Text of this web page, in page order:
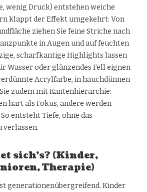
wenig Druck) entstehen weiche
klappt der Effekt umgekehrt: Von
ziehen Sie feine Striche nach
in Augen und auf feuchten
scharfkantige Highlights lassen
Wasser oder glänzendes Fell eignen
Acrylfarbe, in hauchdünnen
zudem mit Kantenhierarchie:
hart als Fokus, andere werden
entsteht Tiefe, ohne das
sich’s? (Kinder,
Therapie)
generationenübergreifend. Kinder